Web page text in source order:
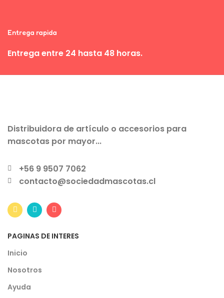
Entrega rapida
Entrega entre 24 hasta 48 horas.
Distribuidora de artículo o accesorios para
mascotas por mayor...
+56 9 9507 7062
contacto@sociedadmascotas.cl
PAGINAS DE INTERES
Inicio
Nosotros
Ayuda